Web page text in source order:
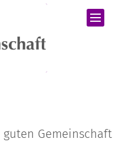
guten Gemeinschaft